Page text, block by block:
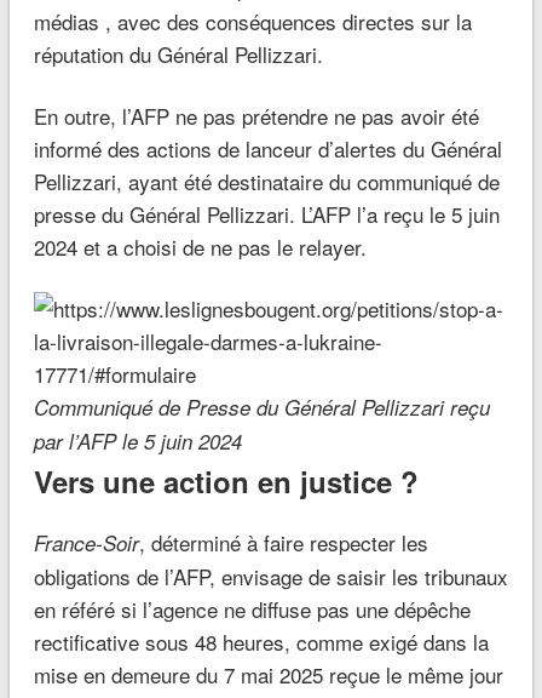
médias , avec des conséquences directes sur la
réputation du Général Pellizzari.
En outre, l’AFP ne pas prétendre ne pas avoir été
informé des actions de lanceur d’alertes du Général
Pellizzari, ayant été destinataire du communiqué de
presse du Général Pellizzari. L’AFP l’a reçu le 5 juin
2024 et a choisi de ne pas le relayer.
Communiqué de Presse du Général Pellizzari reçu
par l’AFP le 5 juin 2024
Vers une action en justice ?
France-Soir, déterminé à faire respecter les
obligations de l’AFP, envisage de saisir les tribunaux
en référé si l’agence ne diffuse pas une dépêche
rectificative sous 48 heures, comme exigé dans la
mise en demeure du 7 mai 2025 reçue le même jour